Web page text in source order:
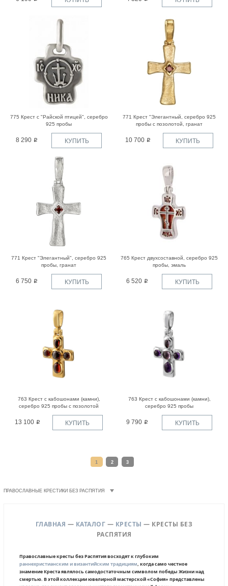
775 Крест с "Райской птицей", серебро
925 пробы
8 290 КУПИТЬ
771 Крест "Элегантный, серебро 925
пробы с позолотой, гранат
10 700 КУПИТЬ
771 Крест "Элегантный", серебро 925
пробы, гранат
6 750 КУПИТЬ
765 Крест двухсоставной, серебро 925
пробы, эмаль
6 520 КУПИТЬ
763 Крест с кабошонами (камни),
серебро 925 пробы с позолотой
13 100 КУПИТЬ
763 Крест с кабошонами (камни),
серебро 925 пробы
9 790 КУПИТЬ
1 2 3
ПРАВОСЛАВНЫЕ КРЕСТИКИ БЕЗ РАСПЯТИЯ
ГЛАВНАЯ — КАТАЛОГ — КРЕСТЫ — КРЕСТЫ БЕЗ
РАСПЯТИЯ
Православные кресты без Распятия восходят к глубоким
раннехристианским и византийским традициям, когда само честное
знамение Креста являлось самодостаточным символом победы Жизни над
смертью. В этой коллекции ювелирной мастерской «София» представлены